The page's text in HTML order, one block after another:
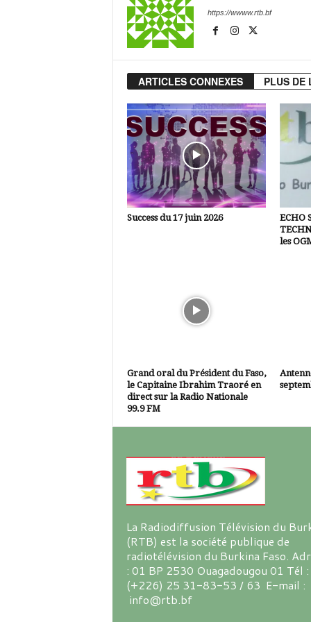
https://wwww.rtb.bf
ARTICLES CONNEXES PLUS DE
Success du 17 juin 2026
ECHO
les
Grand oral du Président du Faso,
le Capitaine Ibrahim Traoré en
direct sur la Radio Nationale
99.9 FM
La Radiodiffusion Télévision du
(RTB) est la société publique de
radiotélévision du Burkina Faso.
: 01 BP 2530 Ouagadougou 01 Tél :
(+226) 25 31-83-53 / 63 E-mail :
info@rtb.bf